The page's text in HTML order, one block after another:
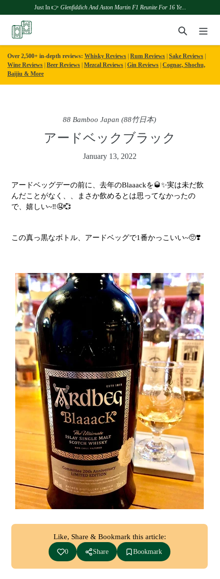
Just In 👉 Glenfiddich And Aston Martin F1 Reunite For 16 Ye...
content
Search
Over 2,500+ in-depth reviews: Whisky Reviews Rum Reviews Sake Reviews
Wine Reviews Beer Reviews Mezcal Reviews Gin Reviews Cognac, Shochu,
Baijiu & More
88 Bamboo Japan (88竹日本)
アードベックブラック
January 13, 2022
アードベッグデーの前に、去年のBlaaackを🥃✨実は未だ飲
んだことがなく、、まさか飲めるとは思ってなかったの
で、嬉しい~‼︎🤤💞
この真っ黒なボトル、アードベッグで1番かっこいい~🥺❣️
Like, Share & Bookmark this article:
0 Share Bookmark